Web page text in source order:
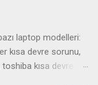
laptop modelleri:
kısa devre sorunu,
kısa devre